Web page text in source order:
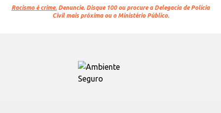
Racismo é crime. Denuncie. Disque 100 ou procure a Delegacia de Polícia
Civil mais próxima ou o Ministério Público.